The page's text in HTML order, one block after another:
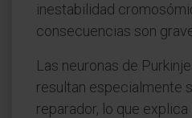
inestabilidad
consecuencias son
Las neuronas de
resultan especialmente
reparador, lo que explica